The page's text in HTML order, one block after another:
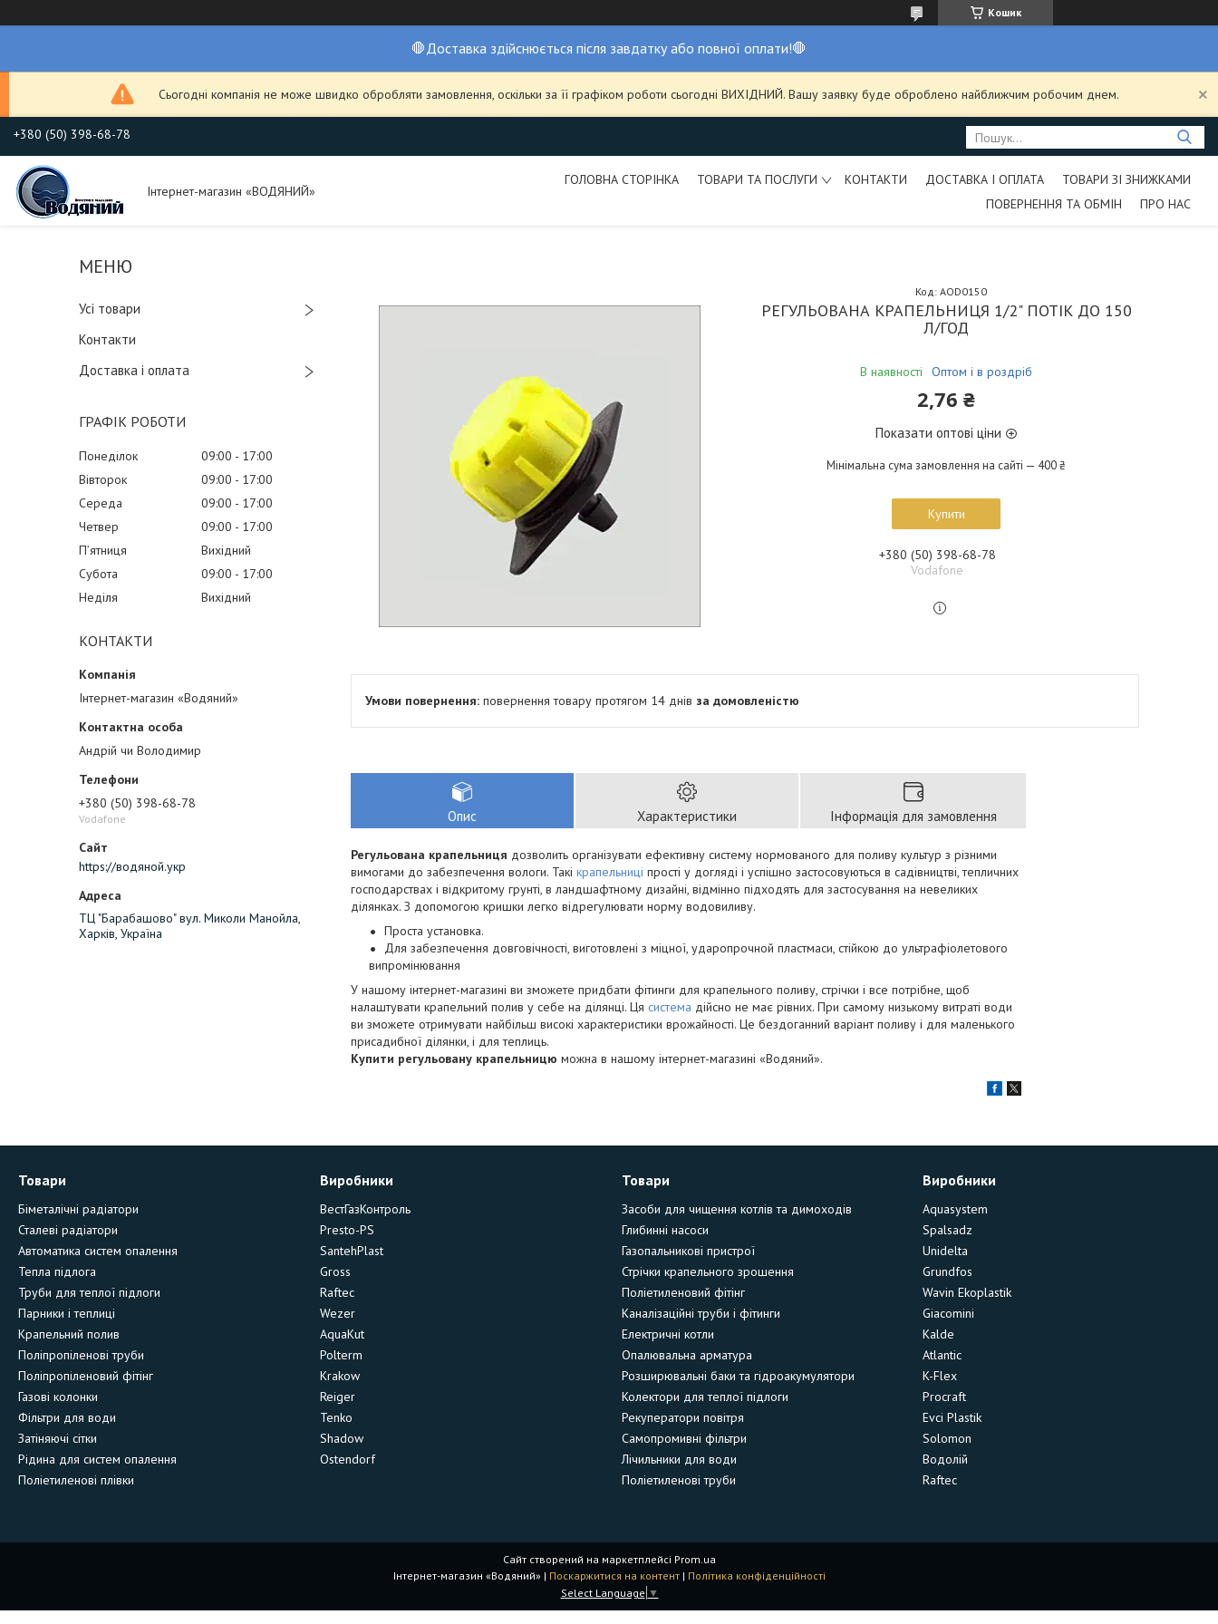
Кошик
🛑Доставка здійснюється після завдатку або повної оплати!🛑
Сьогодні компанія не може швидко обробляти замовлення, оскільки за її графіком роботи сьогодні ВИХІДНИЙ. Вашу заявку буде оброблено найближчим робочим днем.
+380 (50) 398-68-78
Інтернет-магазин «ВОДЯНИЙ»
ГОЛОВНА СТОРІНКА ТОВАРИ ТА ПОСЛУГИ КОНТАКТИ ДОСТАВКА І ОПЛАТА
ТОВАРИ ЗІ ЗНИЖКАМИ
ПОВЕРНЕННЯ ТА ОБМІН
ПРО НАС
Усі товари
Контакти
Доставка і оплата
ГРАФІК РОБОТИ
Понеділок 09:00
17:00
Вівторок
09:00
17:00
Середа
09:00
17:00
Четвер
09:00
17:00
Пʼятниця
Вихідний
Субота
09:00
17:00
Неділя
Вихідний
КОНТАКТИ
Інтернет-магазин «Водяний»
Андрій чи Володимир
+380 (50) 398-68-78
Vodafone
https://водяной.укр
ТЦ "Барабашово" вул. Миколи Манойла,
Харків, Україна
РЕГУЛЬОВАНА КРАПЕЛЬНИЦЯ 1/2" ПОТІК ДО 150
Л/ГОД
В наявності Оптом і в роздріб
Код: AOD0150
2,76 ₴
Показати оптові ціни
Мінімальна сума замовлення на сайті — 400 ₴
Купити
+380 (50) 398-68-78
Vodafone
повернення товару протягом 14 днів за домовленістю
Опис Характеристики Інформація для замовлення
Регульована крапельниця дозволить організувати ефективну систему нормованого для поливу культур з різними
вимогами до забезпечення вологи. Такі крапельниці прості у догляді і успішно застосовуються в садівництві, тепличних
господарствах і відкритому грунті, в ландшафтному дизайні, відмінно підходять для застосування на невеликих
ділянках. З допомогою кришки легко відрегулювати норму водовиливу.
Проста установка.
Для забезпечення довговічності, виготовлені з міцної, ударопрочной пластмаси, стійкою до ультрафіолетового
випромінювання
У нашому інтернет-магазині ви зможете придбати фітинги для крапельного поливу, стрічки і все потрібне, щоб
налаштувати крапельний полив у себе на ділянці. Ця система дійсно не має рівних. При самому низькому витраті води
ви зможете отримувати найбільш високі характеристики врожайності. Це бездоганний варіант поливу і для маленького
присадибної ділянки, і для теплиць.
Купити регульовану крапельницю можна в нашому інтернет-магазині «Водяний».
Товари
Біметалічні радіатори
Сталеві радіатори
Автоматика систем опалення
Тепла підлога
Труби для теплої підлоги
Парники і теплиці
Крапельний полив
Поліпропіленові труби
Поліпропіленовий фітінг
Газові колонки
Фільтри для води
Затіняючі сітки
Рідина для систем опалення
Поліетиленові плівки
Виробники
ВестГазКонтроль
Presto-PS
SantehPlast
Gross
Raftec
Wezer
AquaKut
Polterm
Krakow
Reiger
Tenko
Shadow
Ostendorf
Товари
Засоби для чищення котлів та димоходів
Глибинні насоси
Газопальникові пристрої
Стрічки крапельного зрошення
Поліетиленовий фітінг
Каналізаційні труби і фітинги
Електричні котли
Опалювальна арматура
Розширювальні баки та гідроакумулятори
Колектори для теплої підлоги
Рекуператори повітря
Самопромивні фільтри
Лічильники для води
Поліетиленові труби
Виробники
Aquasystem
Spalsadz
Unidelta
Grundfos
Wavin Ekoplastik
Giacomini
Kalde
Atlantic
K-Flex
Procraft
Evci Plastik
Solomon
Водолій
Raftec
Сайт створений на маркетплейсі Prom.ua
Інтернет-магазин «Водяний» | Поскаржитися на контент | Політика конфіденційності
Select Language ▼